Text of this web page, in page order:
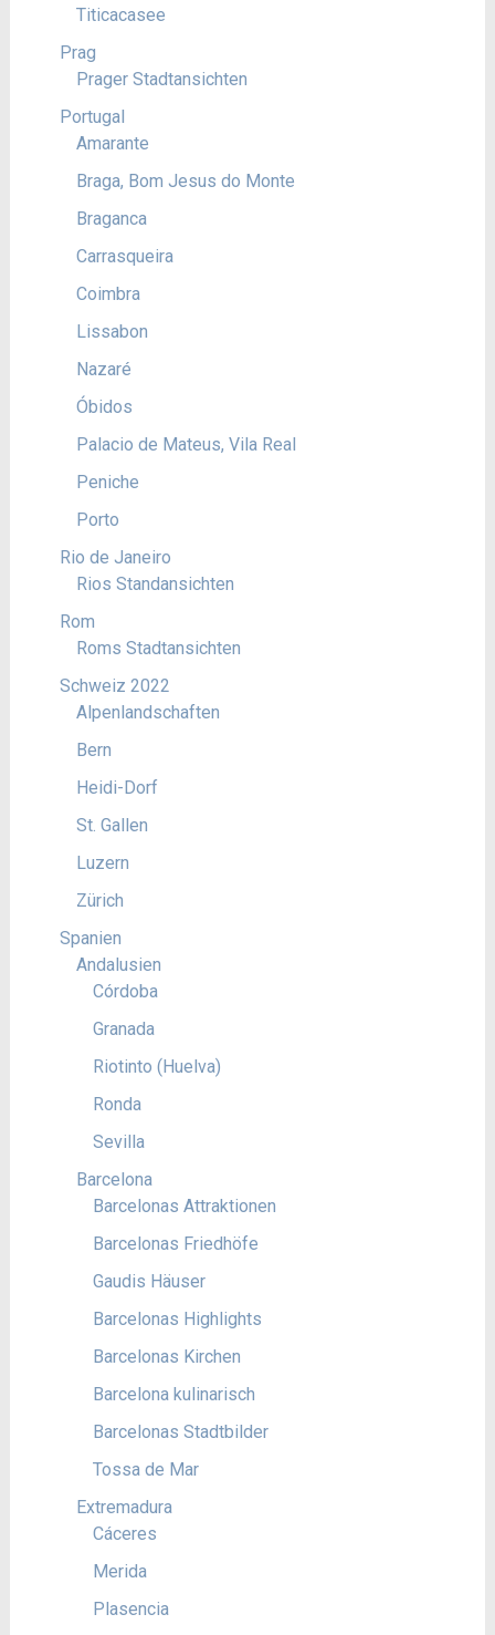
Titicacasee
Prag
Prager Stadtansichten
Portugal
Amarante
Braga, Bom Jesus do Monte
Braganca
Carrasqueira
Coimbra
Lissabon
Nazaré
Óbidos
Palacio de Mateus, Vila Real
Peniche
Porto
Rio de Janeiro
Rios Standansichten
Rom
Roms Stadtansichten
Schweiz 2022
Alpenlandschaften
Bern
Heidi-Dorf
St. Gallen
Luzern
Zürich
Spanien
Andalusien
Córdoba
Granada
Riotinto (Huelva)
Ronda
Sevilla
Barcelona
Barcelonas Attraktionen
Barcelonas Friedhöfe
Gaudis Häuser
Barcelonas Highlights
Barcelonas Kirchen
Barcelona kulinarisch
Barcelonas Stadtbilder
Tossa de Mar
Extremadura
Cáceres
Merida
Plasencia